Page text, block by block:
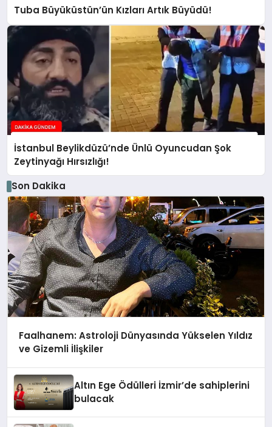
Tuba Büyüküstün’ün Kızları Artık Büyüdü!
İstanbul Beylikdüzü’nde Ünlü Oyuncudan Şok
Zeytinyağı Hırsızlığı!
Son Dakika
Faalhanem: Astroloji Dünyasında Yükselen Yıldız
ve Gizemli İlişkiler
Altın Ege Ödülleri İzmir’de sahiplerini
bulacak